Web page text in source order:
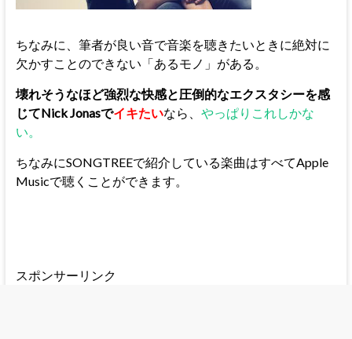
ちなみに、筆者が良い音で音楽を聴きたいときに絶対に
欠かすことのできない「あるモノ」がある。
壊れそうなほど強烈な快感と圧倒的なエクスタシーを感
じてNick Jonasでイキたいなら、 やっぱりこれしかな
い。
ちなみにSONGTREEで紹介している楽曲はすべてApple
Musicで聴くことができます。
スポンサーリンク